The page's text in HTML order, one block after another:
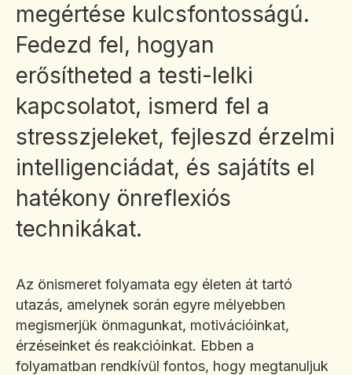
megértése kulcsfontosságú.
Fedezd fel, hogyan
erősítheted a testi-lelki
kapcsolatot, ismerd fel a
stresszjeleket, fejleszd érzelmi
intelligenciádat, és sajátíts el
hatékony önreflexiós
technikákat.
Az önismeret folyamata egy életen át tartó
utazás, amelynek során egyre mélyebben
megismerjük önmagunkat, motivációinkat,
érzéseinket és reakcióinkat. Ebben a
folyamatban rendkívül fontos, hogy megtanuljuk